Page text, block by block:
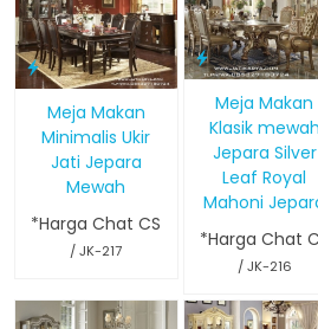
Meja Makan
Minimalis Ukir
Jati Jepara
Mewah
*Harga Chat CS
/ JK-217
Meja Makan
Klasik mewah
Jepara Silver
Leaf Royal
Mahoni
*Harga Chat
/ JK-216